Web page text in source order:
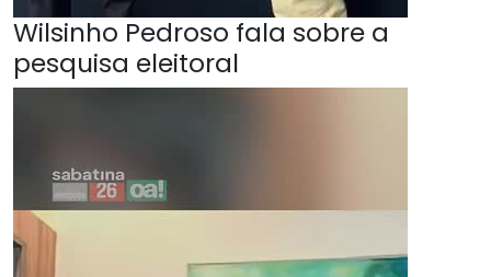
Wilsinho Pedroso fala sobre a
pesquisa eleitoral